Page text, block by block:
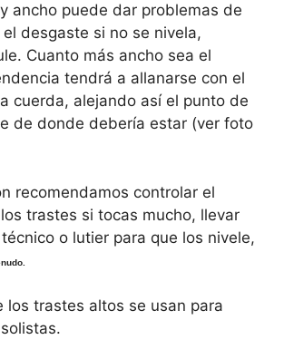
ancho puede dar problemas de
desgaste si no se nivela,
Cuanto más ancho sea el
tendrá a allanarse con el
cuerda, alejando así el punto de
de donde debería estar (ver foto
recomendamos controlar el
trastes si tocas mucho, llevar
o lutier para que los nivele,
los trastes altos se usan para